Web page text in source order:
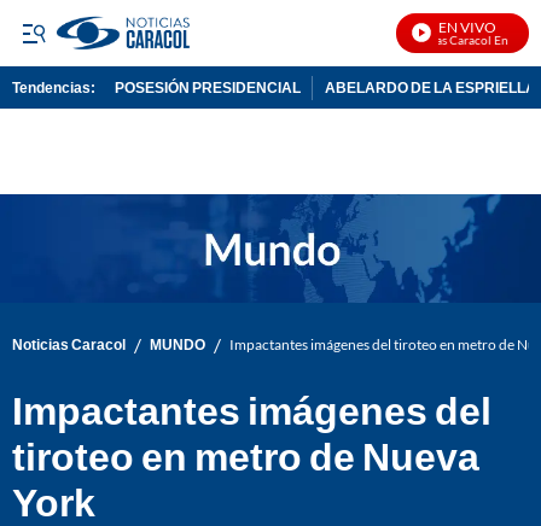
EN VIVO
Noticias Caracol En Vivo
Tendencias: POSESIÓN PRESIDENCIAL ABELARDO DE LA ESPRIELLA
Noticias Caracol / MUNDO / Impactantes imágenes del tiroteo en metro de
Impactantes imágenes del
tiroteo en metro de Nueva
York